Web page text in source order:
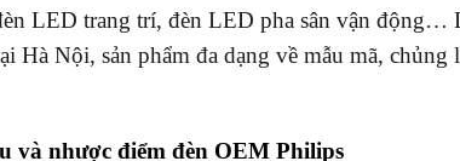
LED trang trí, đèn LED pha sân vận động…
Hà Nội, sản phẩm đa dạng về mẫu mã,
và nhược điểm đèn OEM Philips